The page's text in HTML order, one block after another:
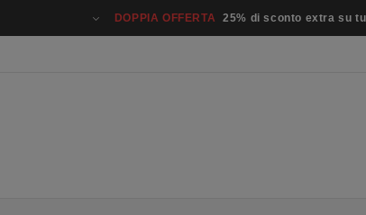
DOPPIA OFFERTA 25% di sconto extra su